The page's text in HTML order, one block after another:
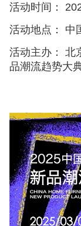
活动时间：
活动地点： 中
活动主办： 北
品潮流趋势大